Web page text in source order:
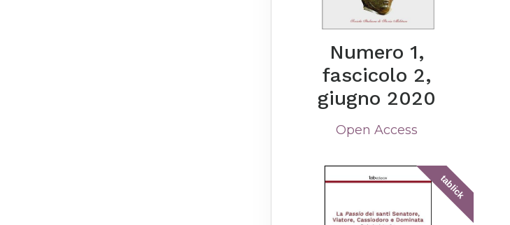
Numero 1,
fascicolo 2,
giugno 2020
Open Access
tablick